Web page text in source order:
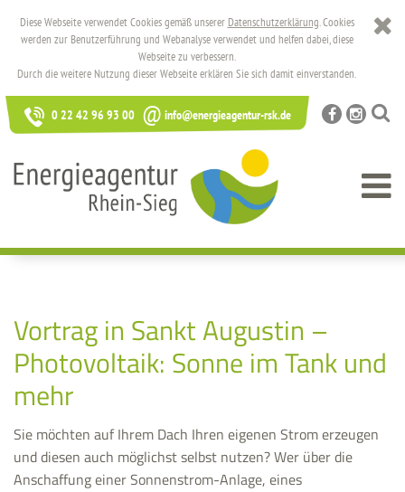
0 22 42 96 93 00 @ info@energieagentur-rsk.de
Vortrag in Sankt Augustin –
Photovoltaik: Sonne im Tank und
mehr
Sie möchten auf Ihrem Dach Ihren eigenen Strom erzeugen
und diesen auch möglichst selbst nutzen? Wer über die
Anschaffung einer Sonnenstrom-Anlage, eines
Diese Webseite verwendet Cookies gemäß unserer Datenschutzerklärung. Cookies
werden zur Benutzerführung und Webanalyse verwendet und helfen dabei, diese
Webseite zu verbessern.
Durch die weitere Nutzung dieser Webseite erklären Sie sich damit einverstanden.